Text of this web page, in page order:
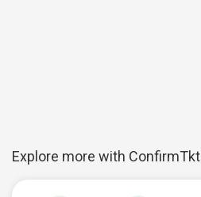
Explore more with ConfirmTkt